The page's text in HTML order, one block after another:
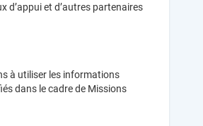
d’appui et d’autres partenaires
à utiliser les informations
dans le cadre de Missions